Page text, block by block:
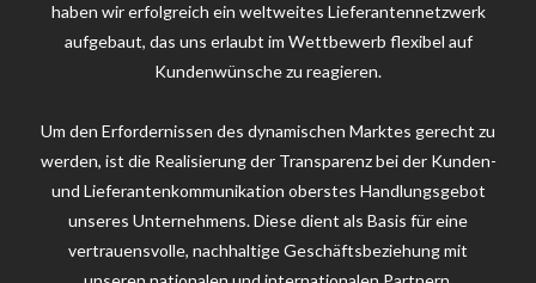
haben wir erfolgreich ein weltweites Lieferantennetzwerk
aufgebaut, das uns erlaubt im Wettbewerb flexibel auf
Kundenwünsche zu reagieren.
Um den Erfordernissen des dynamischen Marktes gerecht zu
werden, ist die Realisierung der Transparenz bei der Kunden-
und Lieferantenkommunikation oberstes Handlungsgebot
unseres Unternehmens. Diese dient als Basis für eine
vertrauensvolle, nachhaltige Geschäftsbeziehung mit